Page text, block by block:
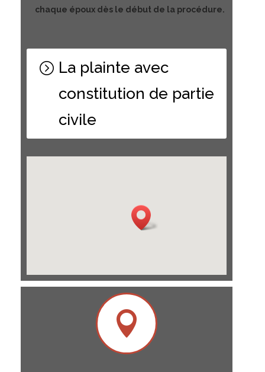
chaque époux dès le début de la procédure.
La plainte avec
constitution de partie
civile
